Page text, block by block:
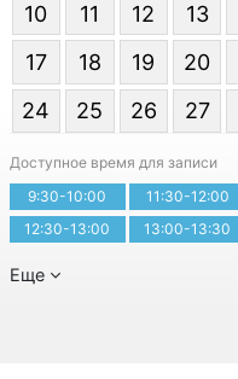
10
11 12 13
17
18 19 20
24
25 26 27
Доступное время для записи
9:30-10:00
11:30-12:00
12:30-13:00
13:00-13:30
Еще